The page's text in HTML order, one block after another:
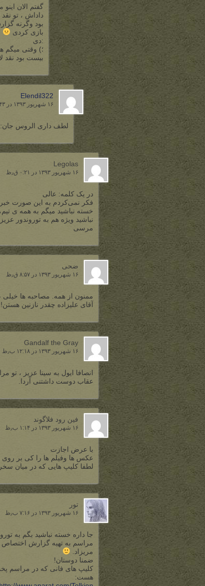
گفتم الان
داداش ، تو
بود وگرنه
بازی کردی
:دی
؛) وقتی میگم
بیست بود نقد
Elendil322
۱۶ شهریور ۱۳۹۳ در ۱۲:۴۳ ب٫ظ
لطف داری الروس جان:x
Legolas
۱۶ شهریور ۱۳۹۳ در ۰:۲۱ ق٫ظ
در یک کلمه: عالی
فکر نمی‌کردم به این صورت
خسته نباشید میگم به همه ی
نباشید ویژه هم به توروندور
مرسی
ضحی
۱۶ شهریور ۱۳۹۳ در ۸:۵۷ ق٫ظ
ممنون از همه. مصاحبه ها خیلی
آقای علیزاده چقدر نازنین
Gandalf the Gray
۱۶ شهریور ۱۳۹۳ در ۱۲:۱۸ ب٫ظ
انصافا ایول به سینا عزیز ،
عقاب دوست داشتنی آردا.
فین رود فلاگوند
۱۶ شهریور ۱۳۹۳ در ۱:۱۴ ب٫ظ
با عرض اجازت
عکس ها وفیلم ها را کی بر
لطفا کلیپ هایی که در میان
تور
۱۶ شهریور ۱۳۹۳ در ۷:۱۶ ب٫ظ
جا داره خسته نباشید بگم به
مراسم به تهیه گزارش اختصاص
مریزاد.
ضمنا دوستان!
کلیپ های فانی که در مراسم
هست: